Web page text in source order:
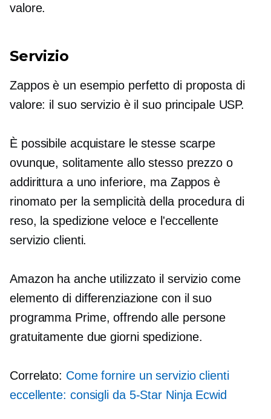
valore.
Servizio
Zappos è un esempio perfetto di proposta di
valore: il suo servizio è il suo principale USP.
È possibile acquistare le stesse scarpe
ovunque, solitamente allo stesso prezzo o
addirittura a uno inferiore, ma Zappos è
rinomato per la semplicità della procedura di
reso, la spedizione veloce e l'eccellente
servizio clienti.
Amazon ha anche utilizzato il servizio come
elemento di differenziazione con il suo
programma Prime, offrendo alle persone
gratuitamente due giornispedizione.
Correlato: Come fornire un servizio clienti
eccellente: consigli da 5-Star Ninja Ecwid